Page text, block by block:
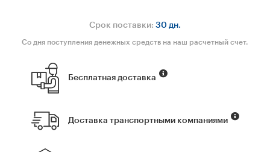
Срок поставки: 30 дн.
Со дня поступления денежных средств на наш расчетный счет.
Бесплатная доставка
Доставка транспортными компаниями